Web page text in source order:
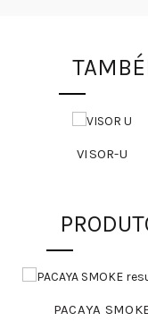
VISOR-U
PACAYA